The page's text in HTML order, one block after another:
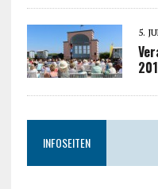
5.
INFOSEITEN